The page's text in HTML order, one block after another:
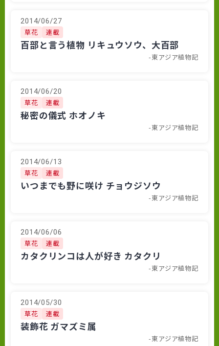
2014/06/27
草花 連載
百部と言う植物 リキュウソウ、大百部
-東アジア植物記
2014/06/20
草花 連載
秘密の儀式 ホオノキ
-東アジア植物記
2014/06/13
草花 連載
いつまでも野に咲け チョウジソウ
-東アジア植物記
2014/06/06
草花 連載
カタクリンコは人が好き カタクリ
-東アジア植物記
2014/05/30
草花 連載
装飾花 ガマズミ属
-東アジア植物記